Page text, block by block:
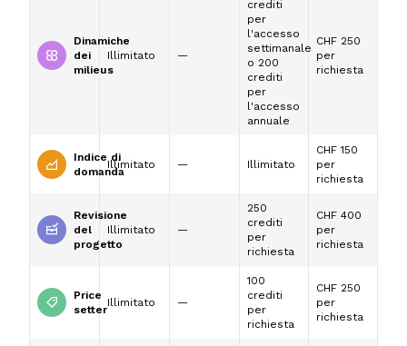
Dinamiche
dei
milieus
Illimitato —
crediti
per
l'accesso
settimanale
o 200
crediti
per
l'accesso
annuale
CHF 250
per
richiesta
Indice di
domanda
Illimitato — Illimitato
CHF 150
per
richiesta
Revisione
del
progetto
Illimitato —
250
crediti
per
richiesta
CHF 400
per
richiesta
Price
setter
Illimitato —
100
crediti
per
richiesta
CHF 250
per
richiesta